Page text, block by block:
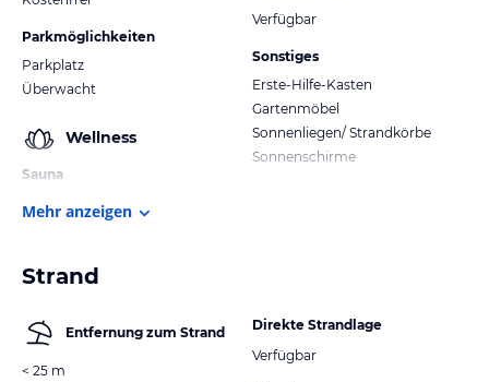
Parkmöglichkeiten
Parkplatz
Überwacht
Wellness
Sauna
Verfügbar
Sonstiges
Erste-Hilfe-Kasten
Gartenmöbel
Sonnenliegen/ Strandkörbe
Sonnenschirme
Mehr anzeigen
Strand
Entfernung zum Strand
< 25 m
Direkte Strandlage
Verfügbar